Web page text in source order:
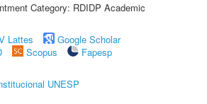
Category: RDIDP Academic
Lattes
Google Scholar
Scopus
Fapesp
UNESP